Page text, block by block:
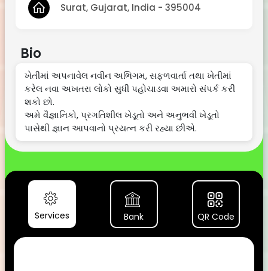
Surat, Gujarat, India - 395004
Bio
ખેતીમાં અપનાવેલ નવીન અભિગમ, સફળવાર્તા તથા ખેતીમાં
કરેલ નવા અખતરા લોકો સુધી પહોચાડવા અમારો સંપર્ક કરી
શકો છો.
અમે વૈજ્ઞાનિકો, પ્રગતિશીલ ખેડૂતો અને અનુભવી ખેડૂતો
પાસેથી જ્ઞાન આપવાનો પ્રયત્ન કરી રહ્યા છીએ.
Services Bank QR Code